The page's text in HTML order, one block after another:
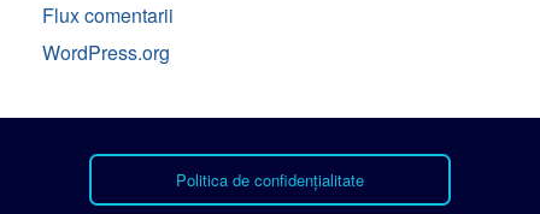
Flux comentarii
WordPress.org
Politica de confidențialitate